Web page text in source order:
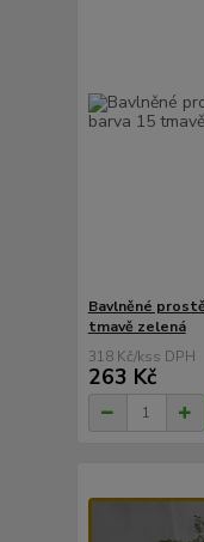
Bavlněné
tmavě zelená
318 Kč/ks
263 Kč